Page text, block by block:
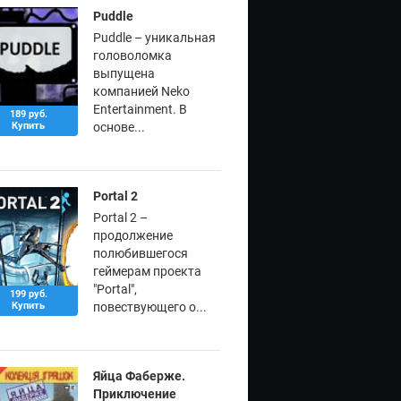
189 руб.
Купить
Puddle
Puddle – уникальная
головоломка
выпущена
компанией Neko
Entertainment. В
основе...
199 руб.
Купить
Portal 2
Portal 2 –
продолжение
полюбившегося
геймерам проекта
"Portal",
повествующего о...
Яйца Фаберже.
Приключение